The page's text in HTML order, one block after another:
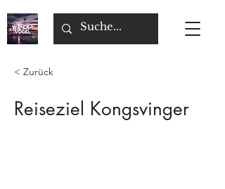
< Zurück
Reiseziel Kongsvinger